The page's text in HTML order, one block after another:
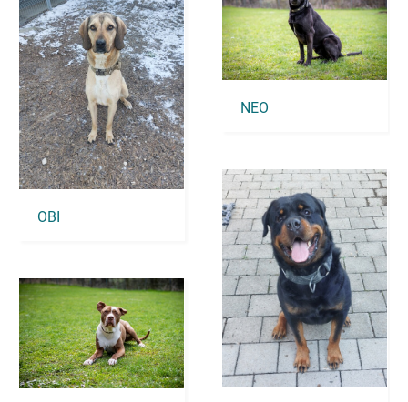
OBI
NEO